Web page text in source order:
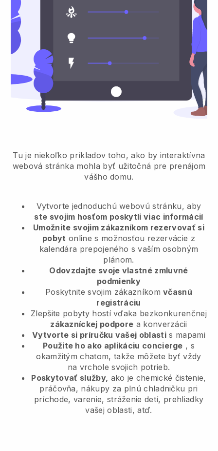
Tu je niekoľko príkladov toho, ako by interaktívna
webová stránka mohla byť užitočná pre prenájom
vášho domu.
Vytvorte jednoduchú webovú stránku, aby
ste svojim hosťom poskytli viac informácií
Umožnite svojim zákazníkom rezervovať si
pobyt online s možnosťou rezervácie z
kalendára prepojeného s vaším osobným
plánom.
Odovzdajte svoje vlastné zmluvné
podmienky
Poskytnite svojim zákazníkomvčasnú
registráciu
Zlepšite pobyty hostí vďaka bezkonkurenčnej
zákazníckej podpore a konverzácii
Vytvorte si príručku vašej oblasti s mapami
Použite ho ako aplikáciu concierge , s
okamžitým chatom, takže môžete byť vždy
na vrchole svojich potrieb.
Poskytovať služby, ako je chemické čistenie,
práčovňa, nákupy za plnú chladničku pri
príchode, varenie, stráženie detí, prehliadky
vašej oblasti, atď.